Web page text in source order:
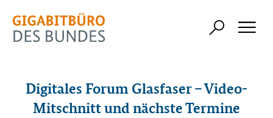
Digitales Forum Glasfaser – Video-
Mitschnitt und nächste Termine